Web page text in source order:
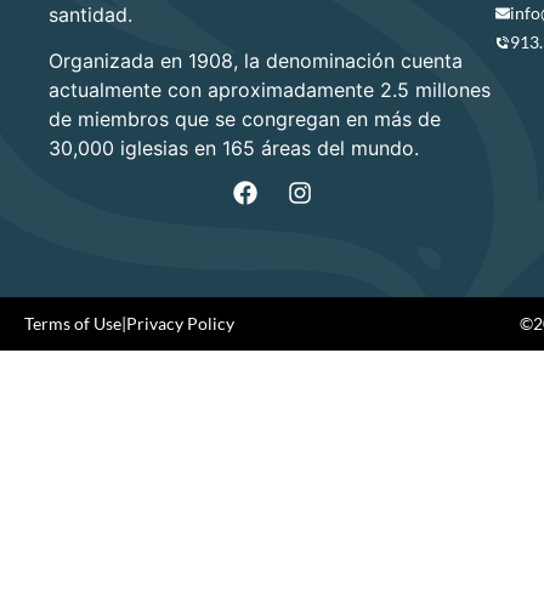
santidad.
Organizada en 1908, la denominación cuenta
actualmente con aproximadamente 2.5 millones
de miembros que se congregan en más de
30,000 iglesias en 165 áreas del mundo.
Terms of Use|Privacy Policy